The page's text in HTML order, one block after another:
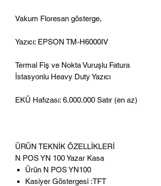
Vakum Floresan gösterge,
Yazıcı: EPSON TM-H6000IV
Termal Fiş ve Nokta Vuruşlu Fatura
İstasyonlu Heavy Duty Yazıcı
EKÜ Hafızası: 6.000.000 Satır (en az)
ÜRÜN TEKNİK ÖZELLİKLERİ
N POS YN 100 Yazar Kasa
Ürün N POS YN100
Kasiyer Göstergesi :TFT